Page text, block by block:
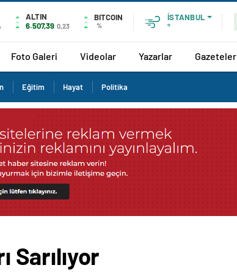
ALTIN
6.507,39 0,23
BITCOIN
%
İSTANBUL
°
Foto Galeri Videolar Yazarlar Gazeteler
Eğitim Hayat Politika
Sarılıyor